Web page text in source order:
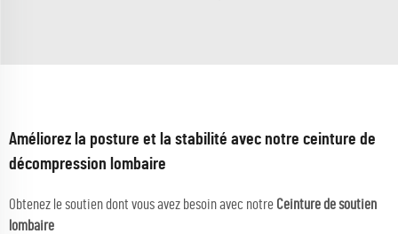
Améliorez la posture et la stabilité avec notre ceinture de
décompression lombaire
Obtenez le soutien dont vous avez besoin avec notre Ceinture de soutien
lombaire